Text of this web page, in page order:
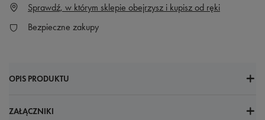
Sprawdź, w którym sklepie obejrzysz i kupisz od ręki
Bezpieczne zakupy
OPIS PRODUKTU
ZAŁĄCZNIKI